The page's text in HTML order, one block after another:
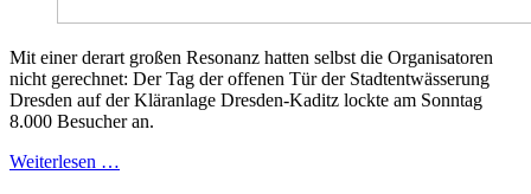
Mit einer derart großen Resonanz hatten selbst die Organisatoren
nicht gerechnet: Der Tag der offenen Tür der Stadtentwässerung
Dresden auf der Kläranlage Dresden-Kaditz lockte am Sonntag
8.000 Besucher an.
Weiterlesen …